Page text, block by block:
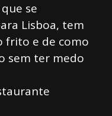
se
Lisboa, tem
frito e de como
sem ter medo